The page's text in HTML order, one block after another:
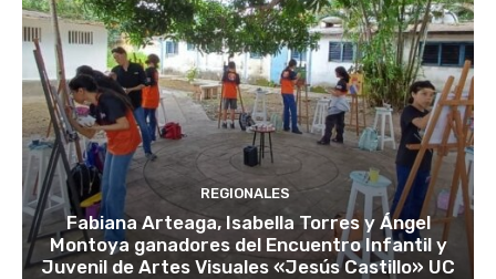
REGIONALES
Fabiana Arteaga, Isabella Torres y Ángel
Montoya ganadores del Encuentro Infantil y
Juvenil de Artes Visuales «Jesús Castillo» UC